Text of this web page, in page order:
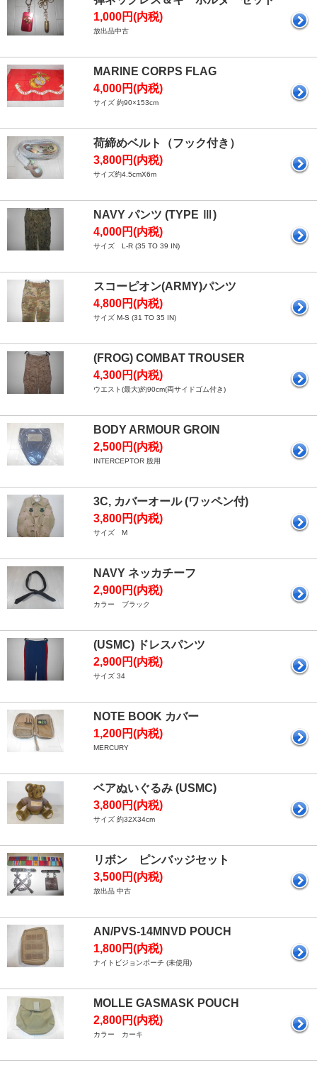
1,000円(内税)
放出品中古
MARINE CORPS FLAG
4,000円(内税)
サイズ 約90×153cm
荷締めベルト（フック付き）
3,800円(内税)
サイズ約4.5cmX6m
NAVY パンツ (TYPE Ⅲ)
4,000円(内税)
サイズ L-R (35 TO 39 IN)
スコーピオン(ARMY)パンツ
4,800円(内税)
サイズ M-S (31 TO 35 IN)
(FROG) COMBAT TROUSER
4,300円(内税)
ウエスト(最大)約90cm(両サイドゴム付き)
BODY ARMOUR GROIN
2,500円(内税)
INTERCEPTOR 股用
3C, カバーオール (ワッペン付)
3,800円(内税)
サイズ M
NAVY ネッカチーフ
2,900円(内税)
カラー ブラック
(USMC) ドレスパンツ
2,900円(内税)
サイズ 34
NOTE BOOK カバー
1,200円(内税)
MERCURY
ベアぬいぐるみ (USMC)
3,800円(内税)
サイズ 約32X34cm
リボン ピンバッジセット
3,500円(内税)
放出品 中古
AN/PVS-14MNVD POUCH
1,800円(内税)
ナイトビジョンポーチ (未使用)
MOLLE GASMASK POUCH
2,800円(内税)
カラー カーキ